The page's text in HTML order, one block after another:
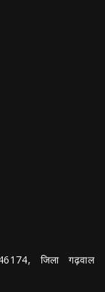
जिला गढ़वाल